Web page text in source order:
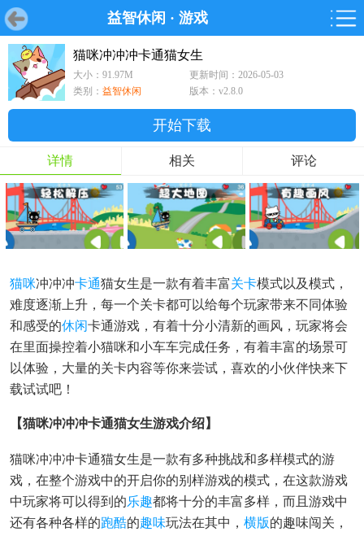
益智休闲 · 游戏
首页 游戏 软件 鸿蒙游戏
首页 游戏 软件 鸿蒙
游戏
鸿蒙
软件
专题
猫咪冲冲冲卡通猫女生
大小：91.97M
更新时间：2026-05-03
类别： 益智休闲 版本：v2.8.0
开始下载
详情 相关 评论
猫咪冲冲冲卡通猫女生是一款有着丰富关卡模式以及模式，
难度逐渐上升，每一个关卡都可以给每个玩家带来不同体验
和感受的休闲卡通游戏，有着十分小清新的画风，玩家将会
在里面操控着小猫咪和小车车完成任务，有着丰富的场景可
以体验，大量的关卡内容等你来尝试，喜欢的小伙伴快来下
载试试吧！
【猫咪冲冲冲卡通猫女生游戏介绍】
猫咪冲冲冲卡通猫女生是一款有多种挑战和多样模式的游
戏，在整个游戏中的开启你的别样游戏的模式，在这款游戏
中玩家将可以得到的乐趣都将十分的丰富多样，而且游戏中
还有各种各样的跑酷的趣味玩法在其中， 横版的趣味闯关，